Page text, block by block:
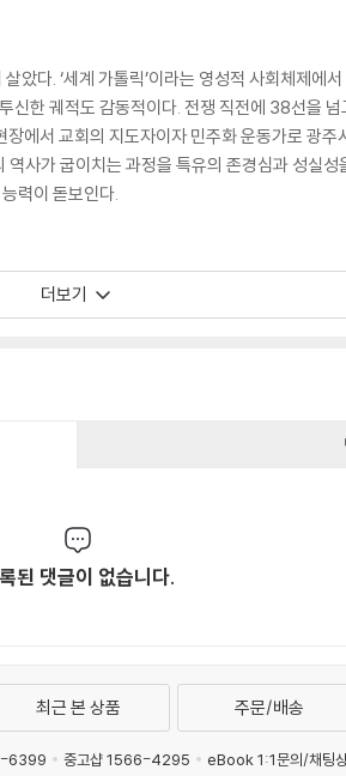
았다. ‘세계 가톨릭’이라는 영성적 사회체제에
신한 궤적도 감동적이다. 전쟁 직전에 38선을
에서 교회의 지도자이자 민주화 운동가로 광
사가 굽이치는 과정을 특유의 존경심과 성실
력이 돋보인다.
더보기
된 댓글이 없습니다.
최근 본 상품 주문/배송
6399 중고샵 1566-4295 eBook 1:1문의/채팅